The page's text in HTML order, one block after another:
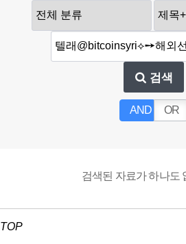
검색
AND OR
검색된 자료가 하나도
TOP